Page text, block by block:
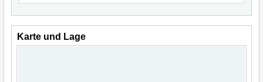
Karte und Lage